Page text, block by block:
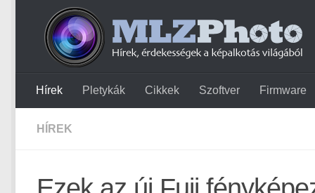
Hírek Pletykák Cikkek Szoftver Firmware
HÍREK